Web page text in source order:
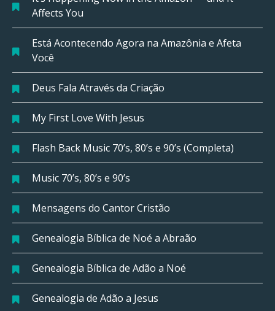
Affects You
Está Acontecendo Agora na Amazônia e Afeta
Você
Deus Fala Através da Criação
My First Love With Jesus
Flash Back Music 70’s, 80’s e 90’s (Completa)
Music 70’s, 80’s e 90’s
Mensagens do Cantor Cristão
Genealogia Bíblica de Noé a Abraão
Genealogia Bíblica de Adão a Noé
Genealogia de Adão a Jesus